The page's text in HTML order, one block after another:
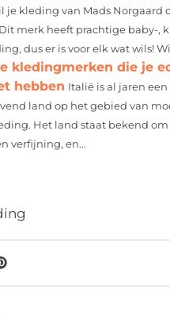
je kleding van Mads Norgaard
merk heeft prachtige baby-,
dus er is voor elk wat wils!
kledingmerken die je
hebben Italië is al jaren een
land op het gebied van
Het land staat bekend om
verfijning, en...